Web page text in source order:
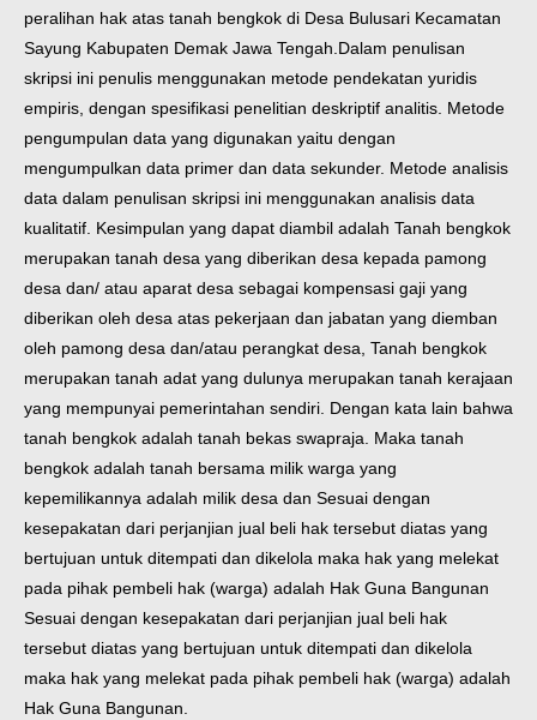
peralihan hak atas tanah bengkok di Desa Bulusari Kecamatan
Sayung Kabupaten Demak Jawa Tengah.Dalam penulisan
skripsi ini penulis menggunakan metode pendekatan yuridis
empiris, dengan spesifikasi penelitian deskriptif analitis. Metode
pengumpulan data yang digunakan yaitu dengan
mengumpulkan data primer dan data sekunder. Metode analisis
data dalam penulisan skripsi ini menggunakan analisis data
kualitatif. Kesimpulan yang dapat diambil adalah Tanah bengkok
merupakan tanah desa yang diberikan desa kepada pamong
desa dan/ atau aparat desa sebagai kompensasi gaji yang
diberikan oleh desa atas pekerjaan dan jabatan yang diemban
oleh pamong desa dan/atau perangkat desa, Tanah bengkok
merupakan tanah adat yang dulunya merupakan tanah kerajaan
yang mempunyai pemerintahan sendiri. Dengan kata lain bahwa
tanah bengkok adalah tanah bekas swapraja. Maka tanah
bengkok adalah tanah bersama milik warga yang
kepemilikannya adalah milik desa dan Sesuai dengan
kesepakatan dari perjanjian jual beli hak tersebut diatas yang
bertujuan untuk ditempati dan dikelola maka hak yang melekat
pada pihak pembeli hak (warga) adalah Hak Guna Bangunan
Sesuai dengan kesepakatan dari perjanjian jual beli hak
tersebut diatas yang bertujuan untuk ditempati dan dikelola
maka hak yang melekat pada pihak pembeli hak (warga) adalah
Hak Guna Bangunan.